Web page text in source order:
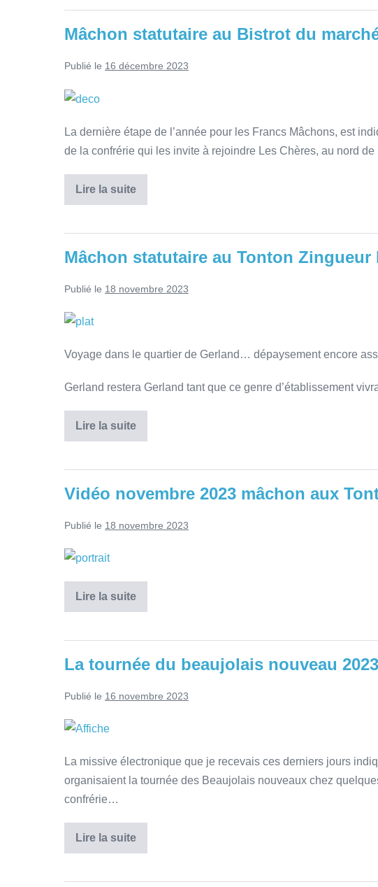
Mâchon statutaire au Bistrot du
Publié le 16 décembre 2023
La dernière étape de l’année pour les Francs Mâchons, est
de la confrérie qui les invite à rejoindre Les Chères, au nord
Lire la suite
Mâchon statutaire au Tonton Zingueur
Publié le 18 novembre 2023
Voyage dans le quartier de Gerland… dépaysement encore
Gerland restera Gerland tant que ce genre d’établissement
Lire la suite
Vidéo novembre 2023 mâchon aux
Publié le 18 novembre 2023
Lire la suite
La tournée du beaujolais nouveau 2023
Publié le 16 novembre 2023
La missive électronique que je recevais ces derniers jours
organisaient la tournée des Beaujolais nouveaux chez
confrérie…
Lire la suite